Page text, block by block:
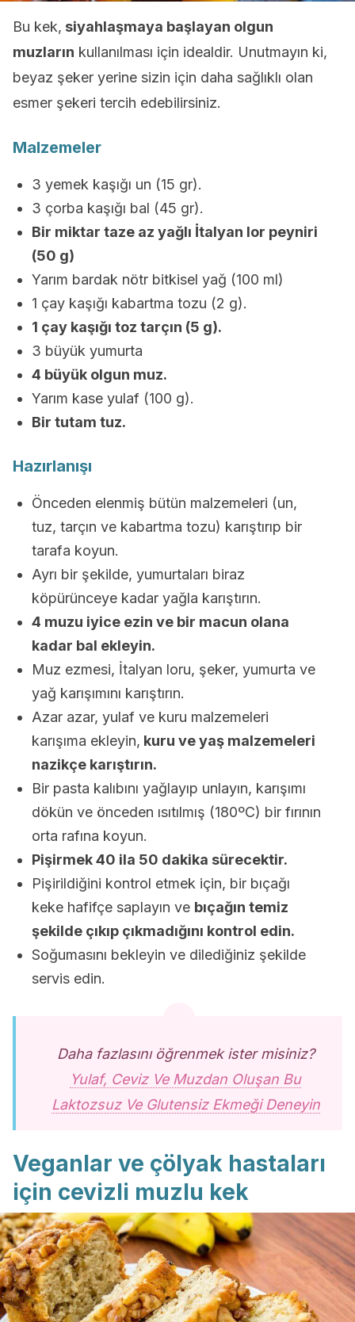
Bu kek, siyahlaşmaya başlayan olgun
muzların kullanılması için idealdir. Unutmayın ki,
beyaz şeker yerine sizin için daha sağlıklı olan
esmer şekeri tercih edebilirsiniz.
Malzemeler
3 yemek kaşığı un (15 gr).
3 çorba kaşığı bal (45 gr).
Bir miktar taze az yağlı İtalyan lor peyniri
(50 g)
Yarım bardak nötr bitkisel yağ (100 ml)
1 çay kaşığı kabartma tozu (2 g).
1 çay kaşığı toz tarçın (5 g).
3 büyük yumurta
4 büyük olgun muz.
Yarım kase yulaf (100 g).
Bir tutam tuz.
Hazırlanışı
Önceden elenmiş bütün malzemeleri (un,
tuz, tarçın ve kabartma tozu) karıştırıp bir
tarafa koyun.
Ayrı bir şekilde, yumurtaları biraz
köpürünceye kadar yağla karıştırın.
4 muzu iyice ezin ve bir macun olana
kadar bal ekleyin.
Muz ezmesi, İtalyan loru, şeker, yumurta ve
yağ karışımını karıştırın.
Azar azar, yulaf ve kuru malzemeleri
karışıma ekleyin, kuru ve yaş malzemeleri
nazikçe karıştırın.
Bir pasta kalıbını yağlayıp unlayın, karışımı
dökün ve önceden ısıtılmış (180ºC) bir fırının
orta rafına koyun.
Pişirmek 40 ila 50 dakika sürecektir.
Pişirildiğini kontrol etmek için, bir bıçağı
keke hafifçe saplayın ve bıçağın temiz
şekilde çıkıp çıkmadığını kontrol edin.
Soğumasını bekleyin ve dilediğiniz şekilde
servis edin.
Daha fazlasını öğrenmek ister misiniz?
Yulaf, Ceviz Ve Muzdan Oluşan Bu
Laktozsuz Ve Glutensiz Ekmeği Deneyin
Veganlar ve çölyak hastaları
için cevizli muzlu kek